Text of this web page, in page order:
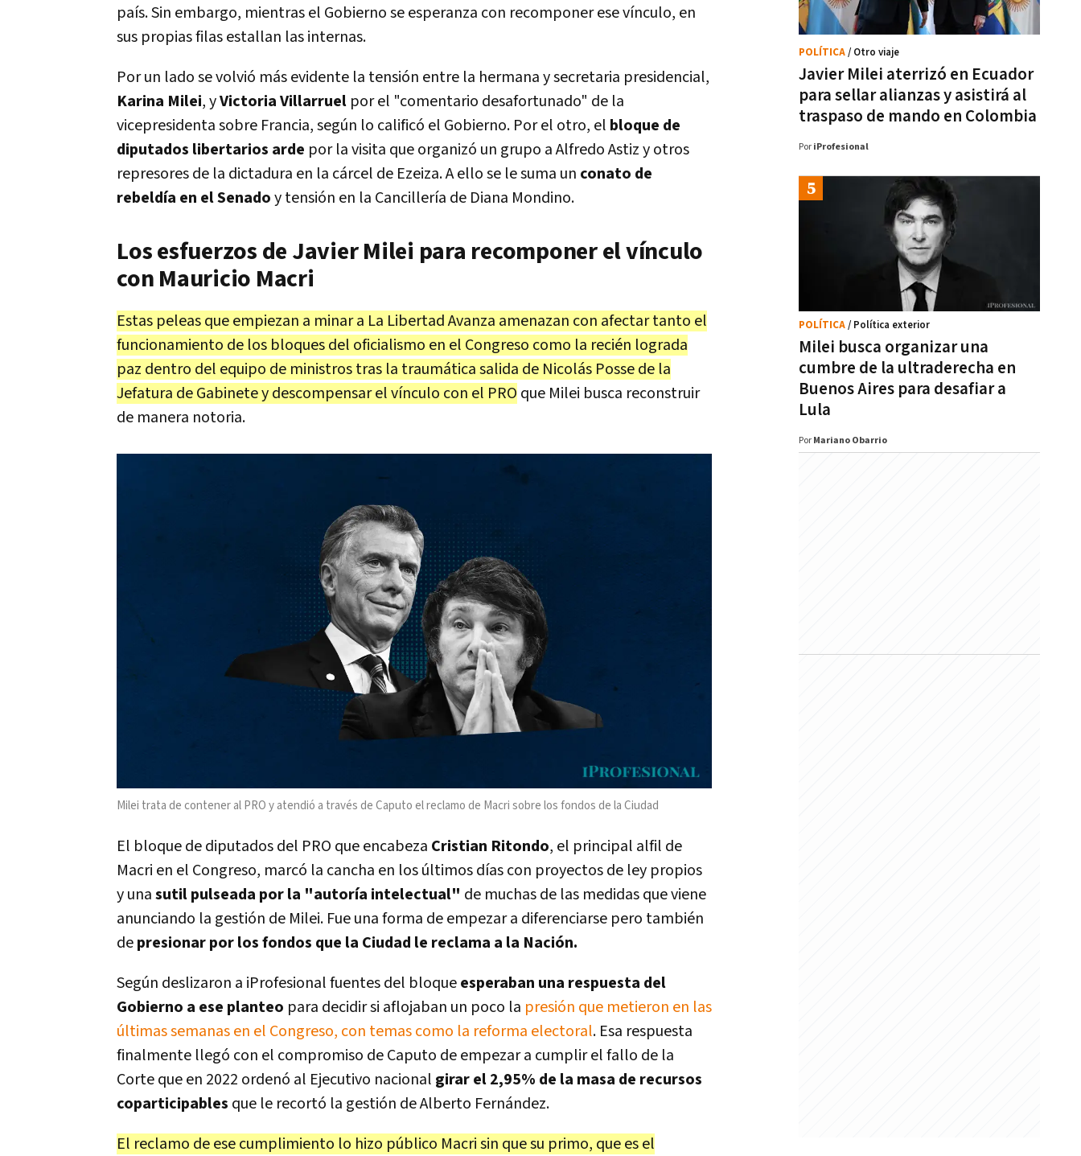
país. Sin embargo, mientras el Gobierno se esperanza con recomponer ese vínculo, en
sus propias filas estallan las internas.
Por un lado se volvió más evidente la tensión entre la hermana y secretaria presidencial,
Karina Milei, yVictoria Villarruel por el "comentario desafortunado" de la
vicepresidenta sobre Francia, según lo calificó el Gobierno. Por el otro, el bloque de
diputados libertarios arde por la visita que organizó un grupo a Alfredo Astiz y otros
represores de la dictadura en la cárcel de Ezeiza. A ello se le suma un conato de
rebeldía en el Senadoy tensión en la Cancillería de Diana Mondino.
Los esfuerzos de Javier Milei para recomponer el vínculo
con Mauricio Macri
Estas peleas que empiezan a minar a La Libertad Avanza amenazan con afectar tanto el
funcionamiento de los bloques del oficialismo en el Congreso como la recién lograda
paz dentro del equipo de ministros tras la traumática salida de Nicolás Posse de la
Jefatura de Gabinete y descompensar el vínculo con el PRO que Milei busca reconstruir
de manera notoria.
Milei trata de contener al PRO y atendió a través de Caputo el reclamo de Macri sobre los fondos de la Ciudad
El bloque de diputados del PRO que encabeza Cristian Ritondo, el principal alfil de
Macri en el Congreso, marcó la cancha en los últimos días con proyectos de ley propios
y unasutil pulseada por la "autoría intelectual" de muchas de las medidas que viene
anunciando la gestión de Milei. Fue una forma de empezar a diferenciarse pero también
depresionar por los fondos que la Ciudad le reclama a la Nación.
Según deslizaron a iProfesional fuentes del bloqueesperaban una respuesta del
Gobierno a ese planteo para decidir si aflojaban un poco la presión que metieron en las
últimas semanas en el Congreso, con temas como la reforma electoral. Esa respuesta
finalmente llegó con el compromiso de Caputo de empezar a cumplir el fallo de la
Corte que en 2022 ordenó al Ejecutivo nacional girar el 2,95% de la masa de recursos
coparticipables que le recortó la gestión de Alberto Fernández.
El reclamo de ese cumplimiento lo hizo público Macri sin que su primo, que es el
Javier Milei aterrizó en Ecuador
para sellar alianzas y asistirá al
traspaso de mando en Colombia
POLÍTICA/ Otro viaje
Por iProfesional
Milei busca organizar una
cumbre de la ultraderecha en
Buenos Aires para desafiar a
Lula
POLÍTICA/ Política exterior
Por Mariano Obarrio